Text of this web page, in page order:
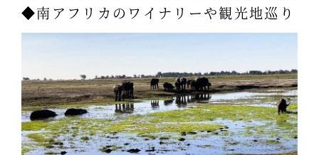
◆南アフリカのワイナリーや観光地巡り